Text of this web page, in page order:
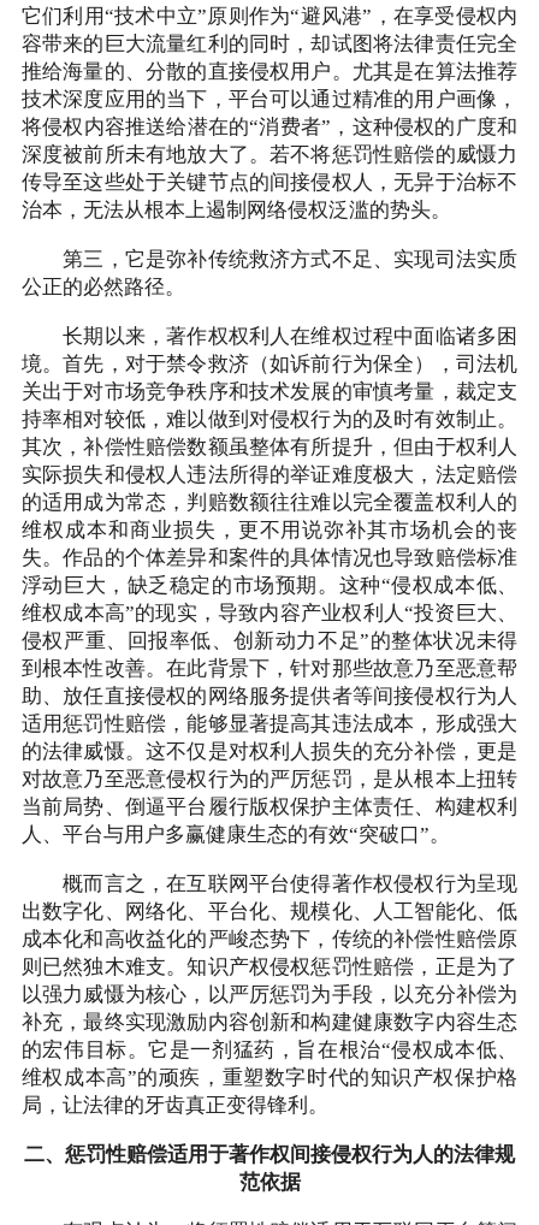
它们利用“技术中立”原则作为“避风港”，在享受侵权内
容带来的巨大流量红利的同时，却试图将法律责任完全
推给海量的、分散的直接侵权用户。尤其是在算法推荐
技术深度应用的当下，平台可以通过精准的用户画像，
将侵权内容推送给潜在的“消费者”，这种侵权的广度和
深度被前所未有地放大了。若不将惩罚性赔偿的威慑力
传导至这些处于关键节点的间接侵权人，无异于治标不
治本，无法从根本上遏制网络侵权泛滥的势头。
第三，它是弥补传统救济方式不足、实现司法实质
公正的必然路径。
长期以来，著作权权利人在维权过程中面临诸多困
境。首先，对于禁令救济（如诉前行为保全），司法机
关出于对市场竞争秩序和技术发展的审慎考量，裁定支
持率相对较低，难以做到对侵权行为的及时有效制止。
其次，补偿性赔偿数额虽整体有所提升，但由于权利人
实际损失和侵权人违法所得的举证难度极大，法定赔偿
的适用成为常态，判赔数额往往难以完全覆盖权利人的
维权成本和商业损失，更不用说弥补其市场机会的丧
失。作品的个体差异和案件的具体情况也导致赔偿标准
浮动巨大，缺乏稳定的市场预期。这种“侵权成本低、
维权成本高”的现实，导致内容产业权利人“投资巨大、
侵权严重、回报率低、创新动力不足”的整体状况未得
到根本性改善。在此背景下，针对那些故意乃至恶意帮
助、放任直接侵权的网络服务提供者等间接侵权行为人
适用惩罚性赔偿，能够显著提高其违法成本，形成强大
的法律威慑。这不仅是对权利人损失的充分补偿，更是
对故意乃至恶意侵权行为的严厉惩罚，是从根本上扭转
当前局势、倒逼平台履行版权保护主体责任、构建权利
人、平台与用户多赢健康生态的有效“突破口”。
概而言之，在互联网平台使得著作权侵权行为呈现
出数字化、网络化、平台化、规模化、人工智能化、低
成本化和高收益化的严峻态势下，传统的补偿性赔偿原
则已然独木难支。知识产权侵权惩罚性赔偿，正是为了
以强力威慑为核心，以严厉惩罚为手段，以充分补偿为
补充，最终实现激励内容创新和构建健康数字内容生态
的宏伟目标。它是一剂猛药，旨在根治“侵权成本低、
维权成本高”的顽疾，重塑数字时代的知识产权保护格
局，让法律的牙齿真正变得锋利。
二、惩罚性赔偿适用于著作权间接侵权行为人的法律规
范依据